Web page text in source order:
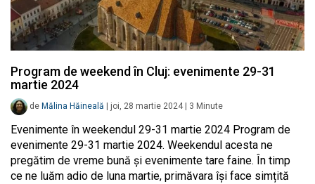
Program de weekend în Cluj: evenimente 29-31
martie 2024
de Mălina Hăineală joi, 28 martie 2024 3 Minute
Evenimente în weekendul 29-31 martie 2024 Program de
evenimente 29-31 martie 2024. Weekendul acesta ne
pregătim de vreme bună și evenimente tare faine. În timp
ce ne luăm adio de luna martie, primăvara își face simțită